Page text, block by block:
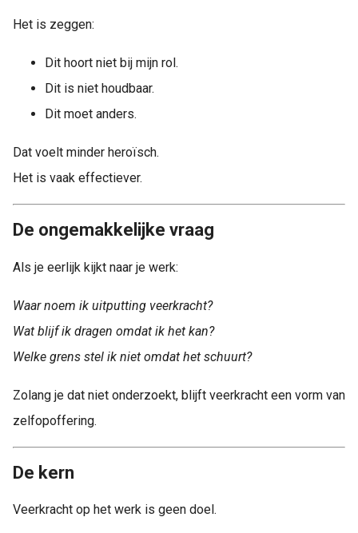
Het is zeggen:
Dit hoort niet bij mijn rol.
Dit is niet houdbaar.
Dit moet anders.
Dat voelt minder heroïsch.
Het is vaak effectiever.
De ongemakkelijke vraag
Als je eerlijk kijkt naar je werk:
Waar noem ik uitputting veerkracht?
Wat blijf ik dragen omdat ik het kan?
Welke grens stel ik niet omdat het schuurt?
Zolang je dat niet onderzoekt, blijft veerkracht een vorm van
zelfopoffering.
De kern
Veerkracht op het werk is geen doel.